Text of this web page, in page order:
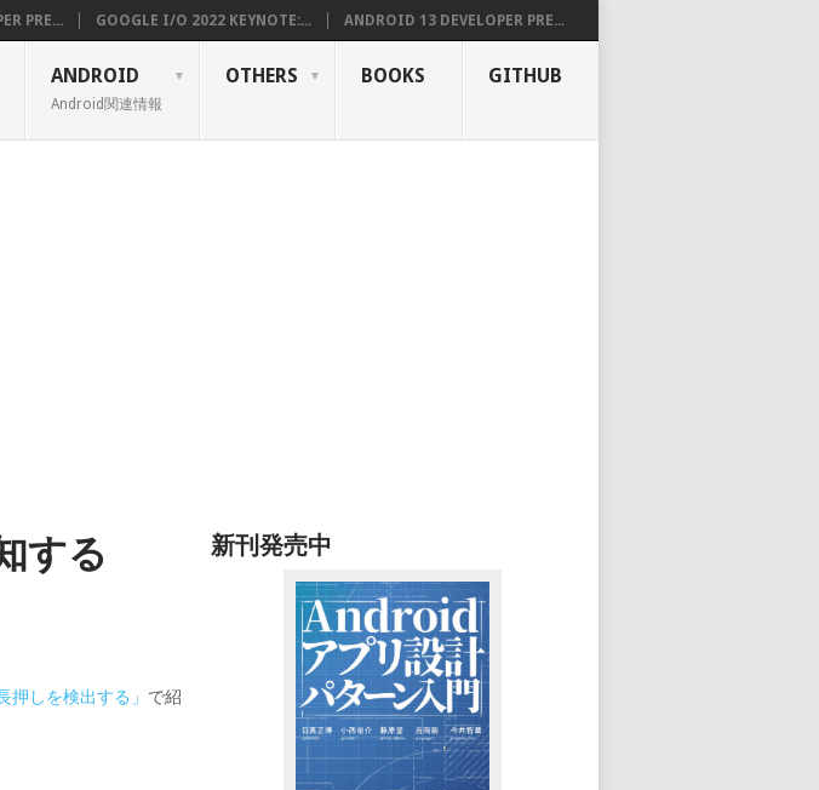
PRE... GOOGLE I/O 2022 KEYNOTE:... ANDROID 13 DEVELOPER PRE...
ANDROID
Android関連情報
OTHERS BOOKS GITHUB
する
押しを検出する」 で紹
新刊発売中